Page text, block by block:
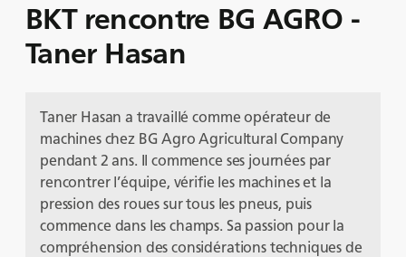
BKT rencontre BG AGRO -
Taner Hasan
Taner Hasan a travaillé comme opérateur de
machines chez BG Agro Agricultural Company
pendant 2 ans. Il commence ses journées par
rencontrer l’équipe, vérifie les machines et la
pression des roues sur tous les pneus, puis
commence dans les champs. Sa passion pour la
compréhension des considérations techniques de